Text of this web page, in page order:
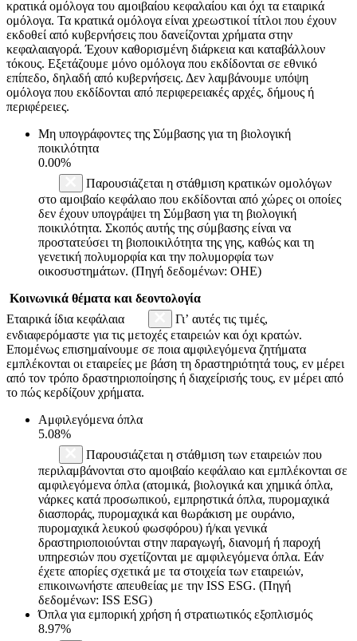
κρατικά ομόλογα του αμοιβαίου κεφαλαίου και όχι τα εταιρικά
ομόλογα. Τα κρατικά ομόλογα είναι χρεωστικοί τίτλοι που έχουν
εκδοθεί από κυβερνήσεις που δανείζονται χρήματα στην
κεφαλαιαγορά. Έχουν καθορισμένη διάρκεια και καταβάλλουν
τόκους. Εξετάζουμε μόνο ομόλογα που εκδίδονται σε εθνικό
επίπεδο, δηλαδή από κυβερνήσεις. Δεν λαμβάνουμε υπόψη
ομόλογα που εκδίδονται από περιφερειακές αρχές, δήμους ή
περιφέρειες.
Μη υπογράφοντες της Σύμβασης για τη βιολογική
ποικιλότητα
0.00%
Παρουσιάζεται η στάθμιση κρατικών ομολόγων
στο αμοιβαίο κεφάλαιο που εκδίδονται από χώρες οι οποίες
δεν έχουν υπογράψει τη Σύμβαση για τη βιολογική
ποικιλότητα. Σκοπός αυτής της σύμβασης είναι να
προστατεύσει τη βιοποικιλότητα της γης, καθώς και τη
γενετική πολυμορφία και την πολυμορφία των
οικοσυστημάτων. (Πηγή δεδομένων: ΟΗΕ)
Κοινωνικά θέματα και δεοντολογία
Εταιρικά ίδια κεφάλαια
Γι’ αυτές τις τιμές,
ενδιαφερόμαστε για τις μετοχές εταιρειών και όχι κρατών.
Επομένως επισημαίνουμε σε ποια αμφιλεγόμενα ζητήματα
εμπλέκονται οι εταιρείες με βάση τη δραστηριότητά τους, εν μέρει
από τον τρόπο δραστηριοποίησης ή διαχείρισής τους, εν μέρει από
το πώς κερδίζουν χρήματα.
Αμφιλεγόμενα όπλα
5.08%
Παρουσιάζεται η στάθμιση των εταιρειών που
περιλαμβάνονται στο αμοιβαίο κεφάλαιο και εμπλέκονται σε
αμφιλεγόμενα όπλα (ατομικά, βιολογικά και χημικά όπλα,
νάρκες κατά προσωπικού, εμπρηστικά όπλα, πυρομαχικά
διασποράς, πυρομαχικά και θωράκιση με ουράνιο,
πυρομαχικά λευκού φωσφόρου) ή/και γενικά
δραστηριοποιούνται στην παραγωγή, διανομή ή παροχή
υπηρεσιών που σχετίζονται με αμφιλεγόμενα όπλα. Εάν
έχετε απορίες σχετικά με τα στοιχεία των εταιρειών,
επικοινωνήστε απευθείας με την ISS ESG. (Πηγή
δεδομένων: ISS ESG)
Όπλα για εμπορική χρήση ή στρατιωτικός εξοπλισμός
8.97%